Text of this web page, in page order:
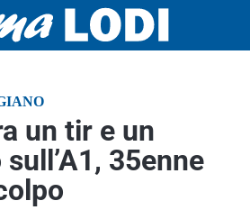
un tir e un
35enne